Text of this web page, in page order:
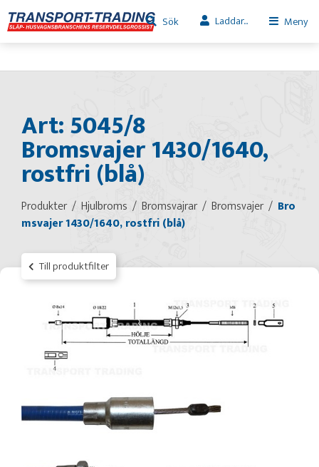
Sök Laddar... Meny
Art: 5045/8
Bromsvajer 1430/1640,
rostfri (blå)
Produkter Hjulbroms Bromsvajrar Bromsvajer
Bro
msvajer 1430/1640, rostfri (blå)
Till produktfilter